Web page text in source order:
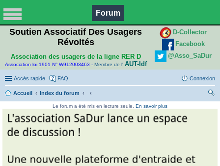
Forum
Soutien Associatif Des Usagers
Révoltés
Association des usagers de la ligne RER D
Association loi 1901 N° W912003463 - Membre de l' AUT-Idf
D-Collector
Facebook
@Asso_SaDur
Accès rapide FAQ Connexion
Accueil
Index du forum
Le forum a été mis en lecture seule. En savoir plus